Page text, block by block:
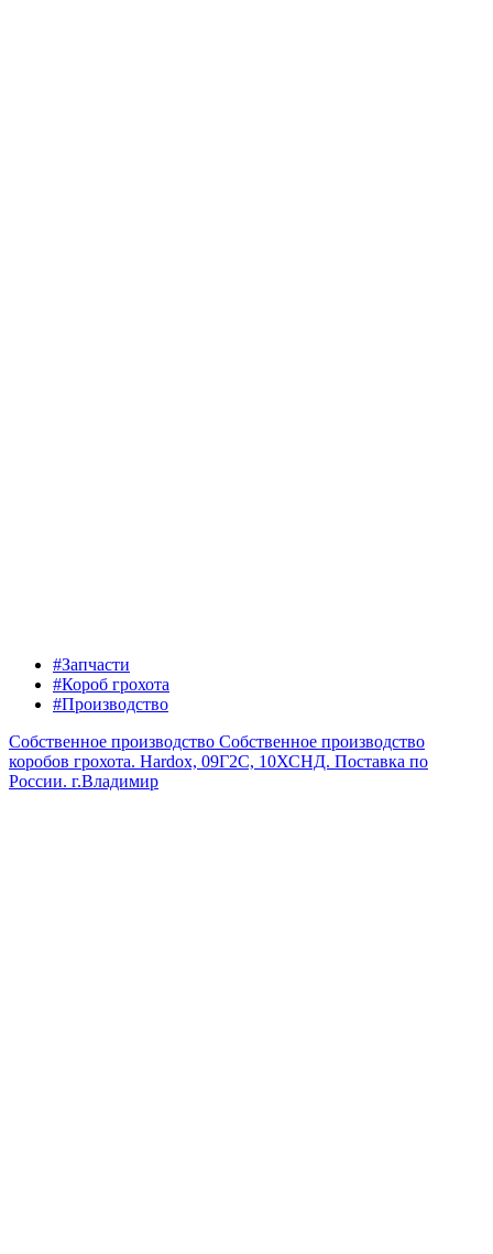
#Запчасти
#Короб грохота
#Производство
Собственное производство Собственное производство
коробов грохота. Hardox, 09Г2С, 10ХСНД. Поставка по
России. г.Владимир